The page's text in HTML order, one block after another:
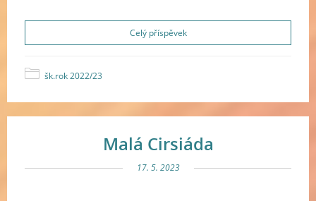
Celý příspěvek
šk.rok 2022/23
Malá Cirsiáda
17. 5. 2023